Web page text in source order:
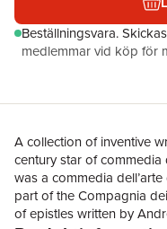
Beställningsvara.Skickas
medlemmar vid köp för
A collection of inventive
century star of commedia
was a commedia
part of the Compagnia
of epistles written by